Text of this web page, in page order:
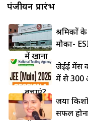
लोहे की
कड़ाही
में खाना
चिपकने
से कैसे
बचाएं?
5 देसी
ट्रिक्स से
पंजीयन प्रारंभ
श्रमिकों
मौका-
जेईई मेंस
में से 300
जया
सफल